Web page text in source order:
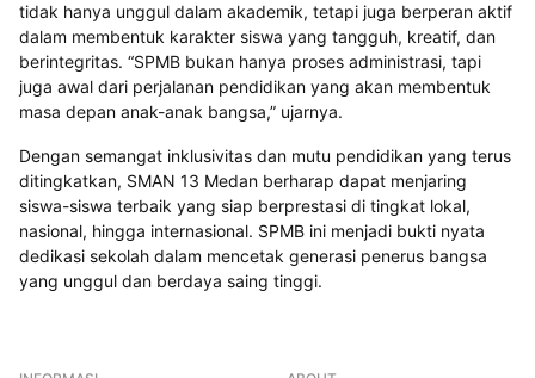
tidak hanya unggul dalam akademik, tetapi juga berperan aktif
dalam membentuk karakter siswa yang tangguh, kreatif, dan
berintegritas. “SPMB bukan hanya proses administrasi, tapi
juga awal dari perjalanan pendidikan yang akan membentuk
masa depan anak-anak bangsa,” ujarnya.
Dengan semangat inklusivitas dan mutu pendidikan yang terus
ditingkatkan, SMAN 13 Medan berharap dapat menjaring
siswa-siswa terbaik yang siap berprestasi di tingkat lokal,
nasional, hingga internasional. SPMB ini menjadi bukti nyata
dedikasi sekolah dalam mencetak generasi penerus bangsa
yang unggul dan berdaya saing tinggi.